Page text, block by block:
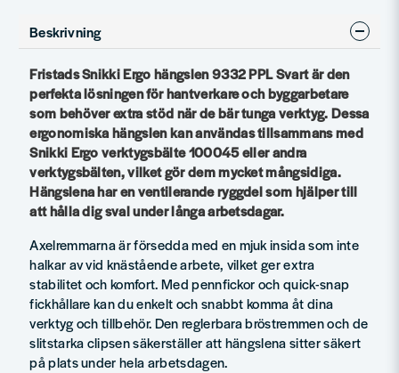
Beskrivning
Fristads Snikki Ergo hängslen 9332 PPL Svart är den
perfekta lösningen för hantverkare och byggarbetare
som behöver extra stöd när de bär tunga verktyg. Dessa
ergonomiska hängslen kan användas tillsammans med
Snikki Ergo verktygsbälte 100045 eller andra
verktygsbälten, vilket gör dem mycket mångsidiga.
Hängslena har en ventilerande ryggdel som hjälper till
att hålla dig sval under långa arbetsdagar.
Axelremmarna är försedda med en mjuk insida som inte
halkar av vid knästående arbete, vilket ger extra
stabilitet och komfort. Med pennfickor och quick-snap
fickhållare kan du enkelt och snabbt komma åt dina
verktyg och tillbehör. Den reglerbara bröstremmen och de
slitstarka clipsen säkerställer att hängslena sitter säkert
på plats under hela arbetsdagen.